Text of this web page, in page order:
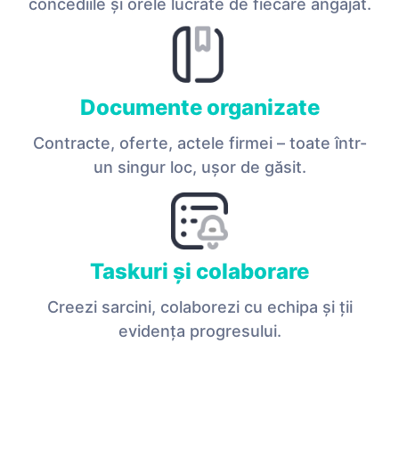
concediile și orele lucrate de fiecare angajat.
Documente organizate
Contracte, oferte, actele firmei – toate într-
un singur loc, ușor de găsit.
Taskuri și colaborare
Creezi sarcini, colaborezi cu echipa și ții
evidența progresului.